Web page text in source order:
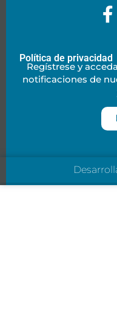
Política de privacidad
Regístrese y
notificaciones de